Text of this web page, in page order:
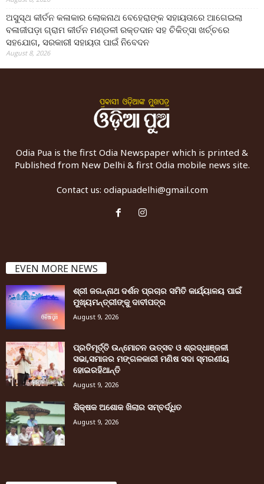
ଅସୁସ୍ଥ କୀର୍ତନ କଳାକାର ଲୋକନାଥ ବେହେରାଙ୍କ ସହାୟତାରେ ଆଗେଇଲା
ବଳାଜୀପଡ଼ା ଗ୍ରାମ କୀର୍ତନ ମଣ୍ଡଳୀ ରକ୍ତଦାନ ସହ ଚିକିତ୍ସା ଖର୍ଚ୍ଚରେ
ସହଯୋଗ, ସରକାରୀ ସହାୟତା ପାଇଁ ନିବେଦନ
August 8, 2026
Odia Pua is the first Odia Newspaper which is printed &
Published from New Delhi & first Odia mobile news site.
Contact us: odiapuadelhi@gmail.com
EVEN MORE NEWS
ଶ୍ରୀ ଜଗନ୍ନାଥ ଦର୍ଶନ ପ୍ରଚାର ସମିତି କାର୍ଯ୍ୟାଳୟ ପାଇଁ
ମୁଖ୍ୟମନ୍ତ୍ରୀଙ୍କୁ ଦାବୀପତ୍ର
August 9, 2026
ପ୍ରତିମୂର୍ତ୍ତି ଉନ୍ମୋଚନ ଉତ୍ସବ ଓ ଶ୍ରଦ୍ଧାଞ୍ଜଳୀ
ସଭା,ସମାଜର ମଙ୍ଗଳକାରୀ ମଣିଷ ସଦା ସ୍ମରଣୀୟ
ହୋଇରହିଥାନ୍ତି
August 9, 2026
ଶିକ୍ଷକ ଅଶୋକ ଖିଲାର ସମ୍ବର୍ଦ୍ଧିତ
August 9, 2026